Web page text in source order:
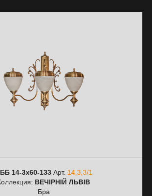
14-3х60-133Арт. 14,3,3/1
ВЕЧІРНІЙ ЛЬВІВ
Бра